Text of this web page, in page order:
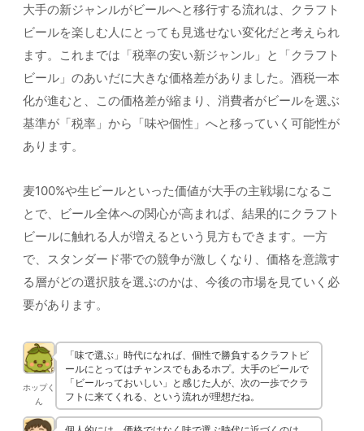
大手の新ジャンルがビールへと移行する流れは、クラフト
ビールを楽しむ人にとっても見逃せない変化だと考えられ
ます。これまでは「税率の安い新ジャンル」と「クラフト
ビール」のあいだに大きな価格差がありました。酒税一本
化が進むと、この価格差が縮まり、消費者がビールを選ぶ
基準が「税率」から「味や個性」へと移っていく可能性が
あります。
麦100%や生ビールといった価値が大手の主戦場になるこ
とで、ビール全体への関心が高まれば、結果的にクラフト
ビールに触れる人が増えるという見方もできます。一方
で、スタンダード帯での競争が激しくなり、価格を意識す
る層がどの選択肢を選ぶのかは、今後の市場を見ていく必
要があります。
ホップく
ん
「味で選ぶ」時代になれば、個性で勝負するクラフトビ
ールにとってはチャンスでもあるホプ。大手のビールで
「ビールっておいしい」と感じた人が、次の一歩でクラ
フトに来てくれる、という流れが理想だね。